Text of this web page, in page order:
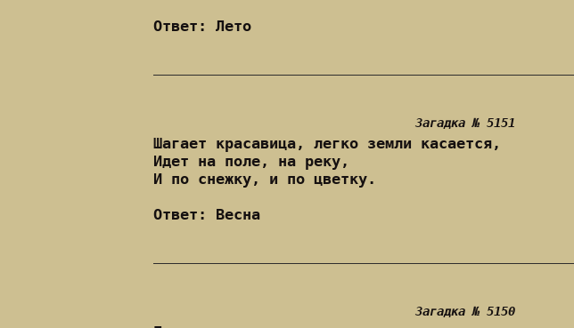
Ответ: Лето
Загадка № 5151
Шагает красавица, легко земли касается,
Идет на поле, на реку,
И по снежку, и по цветку.
Ответ: Весна
Загадка № 5150